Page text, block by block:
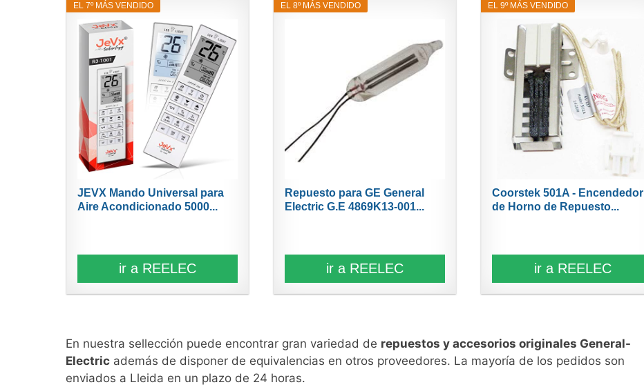
EL 7º MÁS VENDIDO
JEVX Mando Universal para
Aire Acondicionado 5000...
ir a REELEC
EL 8º MÁS VENDIDO
Repuesto para GE General
Electric G.E 4869K13-001...
ir a REELEC
EL 9º MÁS VENDIDO
Coorstek 501A - Encendedor
de Horno de Repuesto...
ir a REELEC
En nuestra sellección puede encontrar gran variedad de repuestos y accesorios originales General-
Electricademás de disponer de equivalencias en otros proveedores. La mayoría de los pedidos son
enviados a Lleida en un plazo de 24 horas.